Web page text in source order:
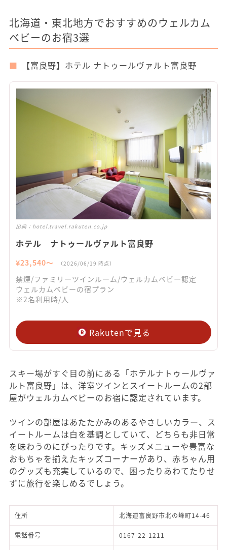
北海道・東北地方でおすすめのウェルカム
ベビーのお宿3選
【富良野】ホテル ナトゥールヴァルト富良野
出典： hotel.travel.rakuten.co.jp
ホテル ナトゥールヴァルト富良野
¥23,540〜 （2026/06/19 時点）
禁煙/ファミリーツインルーム/ウェルカムベビー認定
ウェルカムベビーの宿プラン
※2名利用時/人
Rakutenで見る
スキー場がすぐ目の前にある「ホテルナトゥールヴァ
ルト富良野」は、洋室ツインとスイートルームの2部
屋がウェルカムベビーのお宿に認定されています。
ツインの部屋はあたたかみのあるやさしいカラー、ス
イートルームは白を基調としていて、どちらも非日常
を味わうのにぴったりです。キッズメニューや豊富な
おもちゃを揃えたキッズコーナーがあり、赤ちゃん用
のグッズも充実しているので、困ったりあわてたりせ
ずに旅行を楽しめるでしょう。
住所 北海道富良野市北の峰町14-46
電話番号 0167-22-1211